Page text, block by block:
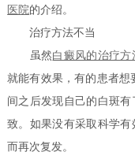
医院的介绍。
治疗方法不当
虽然白癜风的治疗方
就能有效果，有的患者
间之后发现自己的白斑
致。如果没有采取科学
而再次复发。